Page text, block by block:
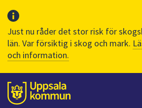
Just nu råder det stor risk för
län. Var försiktig i skog och mark.
och information.
Till sidans
huvudinnehåll